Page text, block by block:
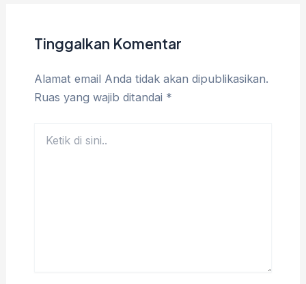
Tinggalkan Komentar
Alamat email Anda tidak akan dipublikasikan.
Ruas yang wajib ditandai *